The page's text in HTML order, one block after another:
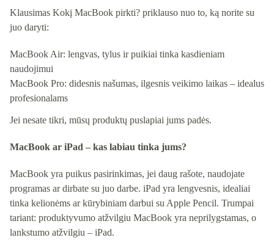
Klausimas Kokį MacBook pirkti? priklauso nuo to, ką norite su
juo daryti:
MacBook Air: lengvas, tylus ir puikiai tinka kasdieniam
naudojimui
MacBook Pro: didesnis našumas, ilgesnis veikimo laikas – idealus
profesionalams
Jei nesate tikri, mūsų produktų puslapiai jums padės.
MacBook ar iPad – kas labiau tinka jums?
MacBook yra puikus pasirinkimas, jei daug rašote, naudojate
programas ar dirbate su juo darbe. iPad yra lengvesnis, idealiai
tinka kelionėms ar kūrybiniam darbui su Apple Pencil. Trumpai
tariant: produktyvumo atžvilgiu MacBook yra neprilygstamas, o
lankstumo atžvilgiu – iPad.